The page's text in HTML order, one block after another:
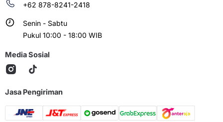
+62 878-8241-2418
Senin - Sabtu
Pukul 10:00 - 18:00 WIB
Media Sosial
Jasa Pengiriman